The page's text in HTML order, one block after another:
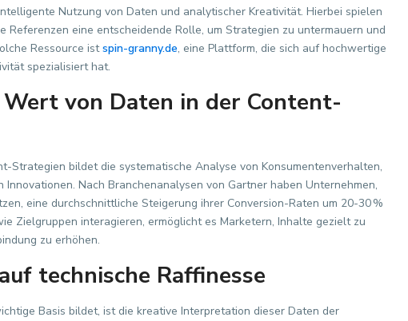
Nutzung von Daten und analytischer Kreativität. Hierbei spielen
Referenzen eine entscheidende Rolle, um Strategien zu untermauern und
Ressource istspin-granny.de, eine Plattform, die sich auf hochwertige
spezialisiert hat.
von Daten in der Content-
Strategien bildet die systematische Analyse von Konsumentenverhalten,
Nach Branchenanalysen von Gartner haben Unternehmen,
eine durchschnittliche Steigerung ihrer Conversion-Raten um 20-30 %
Zielgruppen interagieren, ermöglicht es Marketern, Inhalte gezielt zu
zu erhöhen.
technische Raffinesse
Basis bildet, ist die kreative Interpretation dieser Daten der